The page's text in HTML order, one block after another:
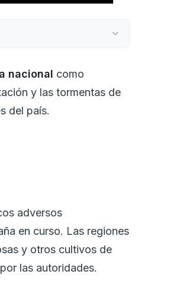
nacional como
y las tormentas de
del país.
adversos
en curso. Las regiones
y otros cultivos de
las autoridades.